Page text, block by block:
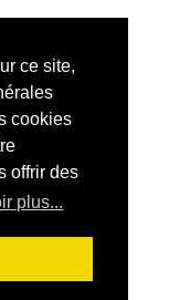
ce site,
cookies
offrir des
plus...